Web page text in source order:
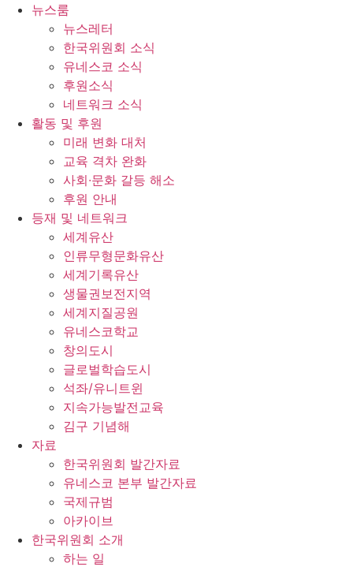
뉴스룸
뉴스레터
한국위원회 소식
유네스코 소식
후원소식
네트워크 소식
활동 및 후원
미래 변화 대처
교육 격차 완화
사회∙문화 갈등 해소
후원 안내
등재 및 네트워크
세계유산
인류무형문화유산
세계기록유산
생물권보전지역
세계지질공원
유네스코학교
창의도시
글로벌학습도시
석좌/유니트윈
지속가능발전교육
김구 기념해
자료
한국위원회 발간자료
유네스코 본부 발간자료
국제규범
아카이브
한국위원회 소개
하는 일